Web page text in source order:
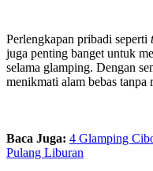
Perlengkapan pribadi seperti
juga penting banget untuk
selama glamping. Dengan
menikmati alam bebas tanpa
Baca Juga: 4 Glamping
Pulang Liburan